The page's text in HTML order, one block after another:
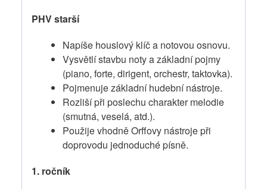
PHV starší
Napíše houslový klíč a notovou osnovu.
Vysvětlí stavbu noty a základní pojmy
(piano, forte, dirigent, orchestr, taktovka).
Pojmenuje základní hudební nástroje.
Rozliší při poslechu charakter melodie
(smutná, veselá, atd.).
Použije vhodně Orffovy nástroje při
doprovodu jednoduché písně.
1. ročník